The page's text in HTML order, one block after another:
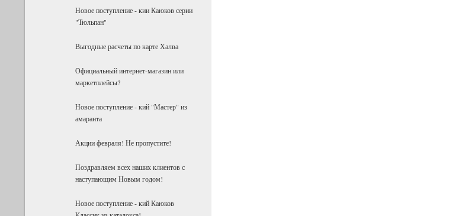
Новое поступление - кии Каюков серии
"Тюльпан"
Выгодные расчеты по карте Халва
Официальный интернет-магазин или
маркетплейсы?
Новое поступление - кий "Мастер" из
амаранта
Акции февраля! Не пропустите!
Поздравляем всех наших клиентов с
наступающим Новым годом!
Новое поступление - кий Каюков